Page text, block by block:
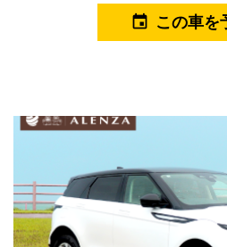
れない思い出に演出してくれる【グレカーレ】 ぜひ
る可能性があります。ご了承ください
event この車を